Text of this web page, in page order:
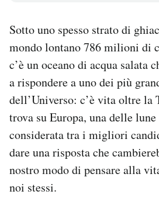
CALENDARIO
AREA PERSONALE
Area Personale
Notifiche mobile
Regala il Post
Hai bisogno di aiuto?
Esci
Sotto uno spesso strato di
mondo lontano 786 milioni di
c’è un oceano di acqua salata
a rispondere a uno dei più
dell’Universo: c’è vita oltre la
trova su Europa, una delle
considerata tra i migliori
dare una risposta che
nostro modo di pensare alla
noi stessi.